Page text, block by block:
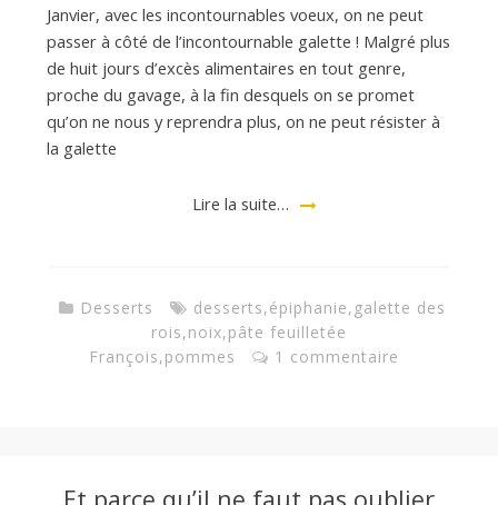
Janvier, avec les incontournables voeux, on ne peut
passer à côté de l’incontournable galette ! Malgré plus
de huit jours d’excès alimentaires en tout genre,
proche du gavage, à la fin desquels on se promet
qu’on ne nous y reprendra plus, on ne peut résister à
la galette
Lire la suite…
Desserts desserts,épiphanie, galette des
rois,noix,pâte feuilletée
François,pommes 1 commentaire